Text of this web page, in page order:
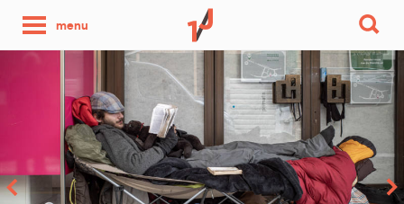
menu
photo
par
jour